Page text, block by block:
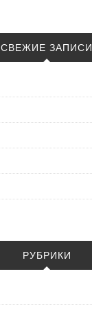
СВЕЖИЕ ЗАПИСИ
РУБРИКИ